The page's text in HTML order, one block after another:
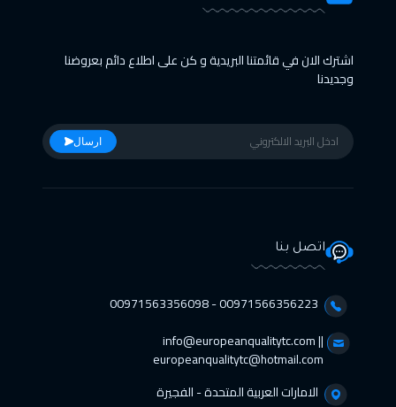
اشترك الان في قائمتنا البريدية و كن على اطلاع دائم بعروضنا
وجديدنا
ارسال
اتصل بنا
00971566356223 - 00971563356098⁩
info@europeanqualitytc.com ||
europeanqualitytc@hotmail.com
الامارات العربية المتحدة - الفجيرة